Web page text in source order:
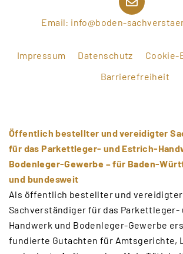
Email: info@boden-
Impressum Datenschutz
Cookie-
Barrierefreiheit
Öffentlich bestellter und vereidigter
für das Parkettleger- und Estrich-
Bodenleger-Gewerbe – für Baden-
und bundesweit
Als öffentlich bestellter und vereidigter
Sachverständiger für das Parkettleger-
Handwerk und Bodenleger-Gewerbe
fundierte Gutachten für Amtsgerichte,